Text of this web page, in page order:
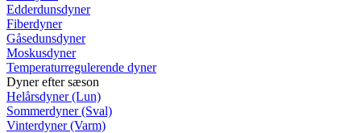
Edderdunsdyner
Fiberdyner
Gåsedunsdyner
Moskusdyner
Temperaturregulerende dyner
Dyner efter sæson
Helårsdyner (Lun)
Sommerdyner (Sval)
Vinterdyner (Varm)